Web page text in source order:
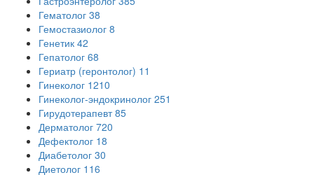
Гематолог 38
Гемостазиолог 8
Генетик 42
Гепатолог 68
Гериатр (геронтолог) 11
Гинеколог 1210
Гинеколог-эндокринолог 251
Гирудотерапевт 85
Дерматолог 720
Дефектолог 18
Диабетолог 30
Диетолог 116